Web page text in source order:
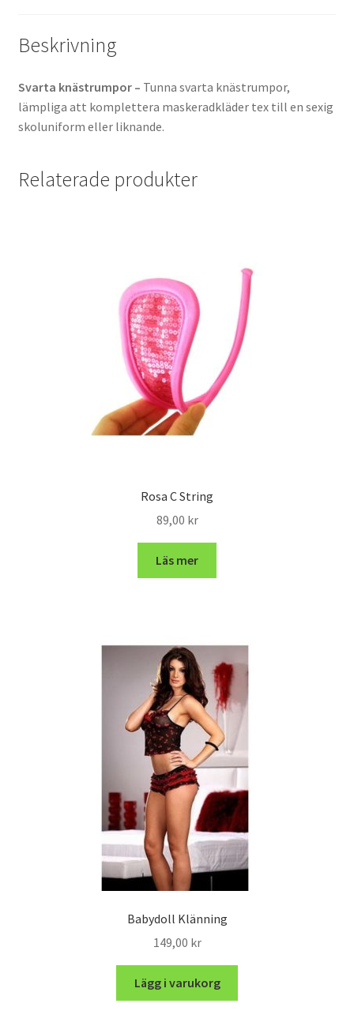
Beskrivning
Svarta knästrumpor – Tunna svarta knästrumpor,
lämpliga att komplettera maskeradkläder tex till en sexig
skoluniform eller liknande.
Relaterade produkter
Rosa C String
89,00 kr
Läs mer
Babydoll Klänning
149,00 kr
Lägg i varukorg